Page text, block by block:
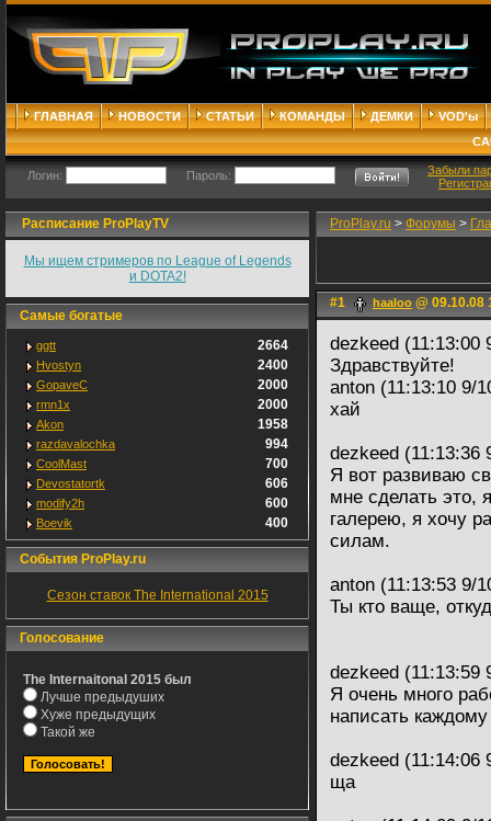
ГЛАВНАЯ НОВОСТИ СТАТЬИ КОМАНДЫ ДЕМКИ
VOD'ы
Логин: Пароль:
Забыли
Расписание ProPlayTV
Мы ищем стримеров по League of Legends
и DOTA2!
Самые богатые
ggtt 2664
Hvostyn 2400
GopaveC 2000
rmn1x 2000
Akon 1958
razdavalochka 994
CoolMast 700
Devostatortk 606
modify2h 600
Boevik 400
События ProPlay.ru
Сезон ставок The International 2015
Голосование
The Internaitonal 2015 был
Лучше предыдуших
Хуже предыдущих
Такой же
ProPlay.ru > Форумы >
#1 haaloo @ 09.10.08
dezkeed (11:13:00
Здравствуйте!
anton (11:13:10 9/
хай
dezkeed (11:13:36
Я вот развиваю
мне сделать это,
галерею, я хочу
силам.
anton (11:13:53 9/
Ты кто ваще,
dezkeed (11:13:59
Я очень много
написать
dezkeed (11:14:06
ща